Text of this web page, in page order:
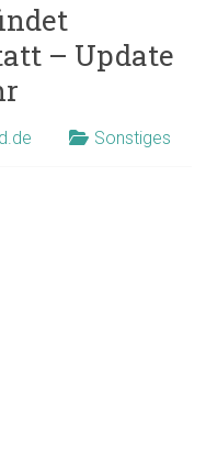
– Update
Sonstiges